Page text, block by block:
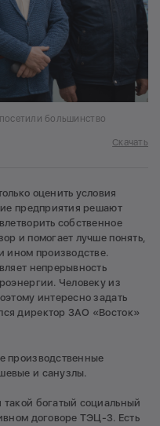
большинство
Скачать
оценить условия
предприятия решают
собственное
и помогает лучше понять,
ином производстве.
непрерывность
Человеку из
интересно задать
директор ЗАО «Восток»
производственные
и санузлы.
богатый социальный
договоре ТЭЦ-3. Есть